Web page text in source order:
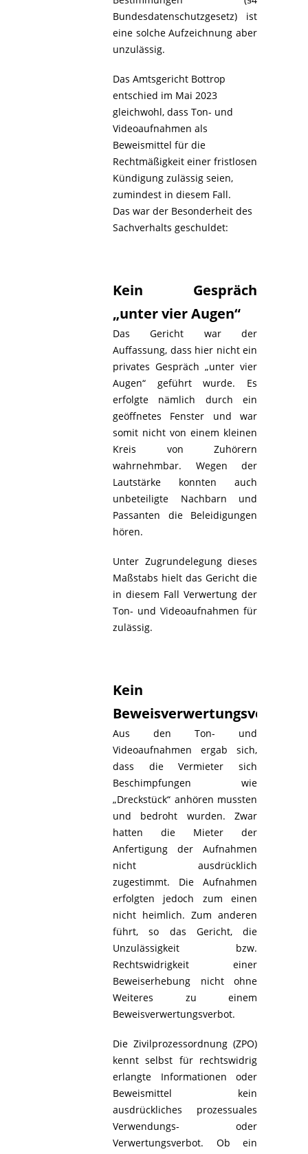
Bundesdatenschutzgesetz) ist
eine solche Aufzeichnung aber
unzulässig.
Das Amtsgericht Bottrop
entschied im Mai 2023
gleichwohl, dass Ton- und
Videoaufnahmen als
Beweismittel für die
Rechtmäßigkeit einer fristlosen
Kündigung zulässig seien,
zumindest in diesem Fall.
Das war der Besonderheit des
Sachverhalts geschuldet:
Kein Gespräch
„unter vier Augen“
Das Gericht war der
Auffassung, dass hier nicht ein
privates Gespräch „unter vier
Augen“ geführt wurde. Es
erfolgte nämlich durch ein
geöffnetes Fenster und war
somit nicht von einem kleinen
Kreis von Zuhörern
wahrnehmbar. Wegen der
Lautstärke konnten auch
unbeteiligte Nachbarn und
Passanten die Beleidigungen
hören.
Unter Zugrundelegung dieses
Maßstabs hielt das Gericht die
in diesem Fall Verwertung der
Ton- und Videoaufnahmen für
zulässig.
Kein
Beweisverwertungsverbot
Aus den Ton- und
Videoaufnahmen ergab sich,
dass die Vermieter sich
Beschimpfungen wie
„Dreckstück“ anhören mussten
und bedroht wurden. Zwar
hatten die Mieter der
Anfertigung der Aufnahmen
nicht ausdrücklich
zugestimmt. Die Aufnahmen
erfolgten jedoch zum einen
nicht heimlich. Zum anderen
führt, so das Gericht, die
Unzulässigkeit bzw.
Rechtswidrigkeit einer
Beweiserhebung nicht ohne
Weiteres zu einem
Beweisverwertungsverbot.
Die Zivilprozessordnung (ZPO)
kennt selbst für rechtswidrig
erlangte Informationen oder
Beweismittel kein
ausdrückliches prozessuales
Verwendungs- oder
Verwertungsverbot. Ob ein